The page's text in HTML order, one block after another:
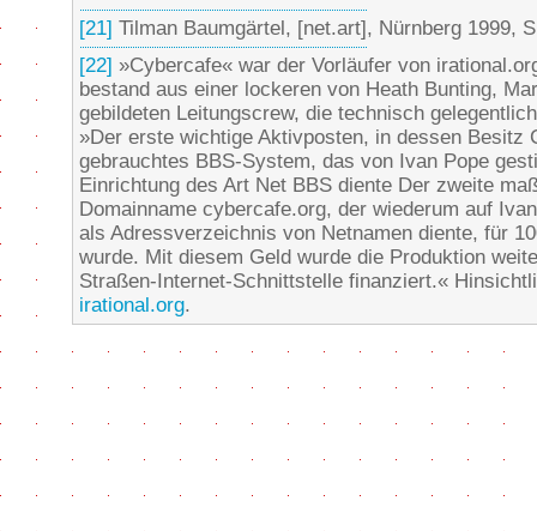
[21] Tilman Baumgärtel, [net.art], Nürnberg 1999,
[22] »Cybercafe« war der Vorläufer von
bestand aus einer lockeren von Heath Bunting,
gebildeten Leitungscrew, die technisch
»Der erste wichtige Aktivposten, in dessen Besitz
gebrauchtes BBS-System, das von Ivan Pope
Einrichtung des Art Net BBS diente Der zweite
Domainname cybercafe.org, der wiederum auf
als Adressverzeichnis von Netnamen diente, für
wurde. Mit diesem Geld wurde die Produktion
Straßen-Internet-Schnittstelle finanziert.«
irational.org.